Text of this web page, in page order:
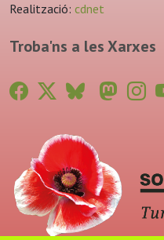
Realització: cdnet
Troba'ns a les Xarxes